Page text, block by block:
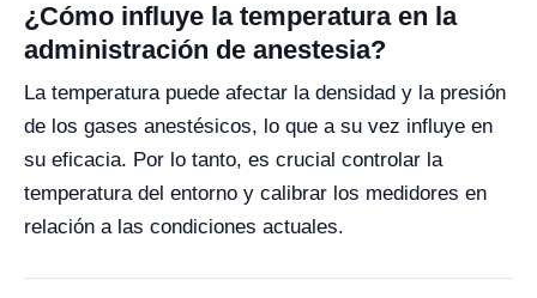
¿Cómo influye la temperatura en la
administración de anestesia?
La temperatura puede afectar la densidad y la presión
de los gases anestésicos, lo que a su vez influye en
su eficacia. Por lo tanto, es crucial controlar la
temperatura del entorno y calibrar los medidores en
relación a las condiciones actuales.